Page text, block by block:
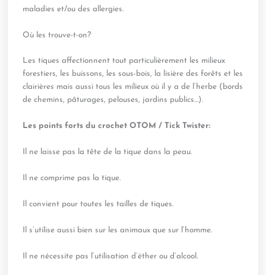
maladies et/ou des allergies.
Où les trouve-t-on?
Les tiques affectionnent tout particulièrement les milieux
forestiers, les buissons, les sous-bois, la lisière des forêts et les
clairières mais aussi tous les milieux où il y a de l’herbe (bords
de chemins, pâturages, pelouses, jardins publics…).
Les points forts du crochet OTOM / Tick Twister:
Il ne laisse pas la tête de la tique dans la peau.
Il ne comprime pas la tique.
Il convient pour toutes les tailles de tiques.
Il s’utilise aussi bien sur les animaux que sur l’homme.
Il ne nécessite pas l’utilisation d’éther ou d’alcool.